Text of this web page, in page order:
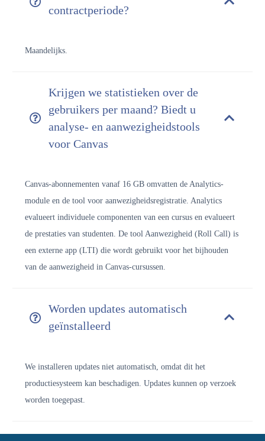
contractperiode?
Maandelijks.
Krijgen we statistieken over de
gebruikers per maand? Biedt u
analyse- en aanwezigheidstools
voor Canvas
Canvas-abonnementen vanaf 16 GB omvatten de Analytics-
module en de tool voor aanwezigheidsregistratie. Analytics
evalueert individuele componenten van een cursus en evalueert
de prestaties van studenten. De tool Aanwezigheid (Roll Call) is
een externe app (LTI) die wordt gebruikt voor het bijhouden
van de aanwezigheid in Canvas-cursussen.
Worden updates automatisch
geïnstalleerd
We installeren updates niet automatisch, omdat dit het
productiesysteem kan beschadigen. Updates kunnen op verzoek
worden toegepast.